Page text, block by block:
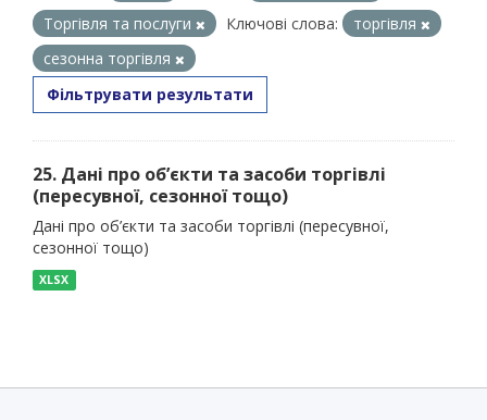
Торгівля та послуги
Ключові слова:
торгівля
сезонна торгівля
Фільтрувати результати
25. Дані про об’єкти та засоби торгівлі
(пересувної, сезонної тощо)
Дані про об’єкти та засоби торгівлі (пересувної,
сезонної тощо)
XLSX